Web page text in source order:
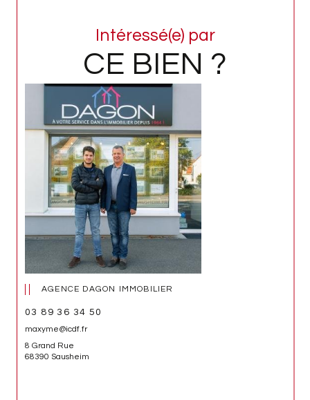
Intéressé(e) par
CE BIEN ?
AGENCE DAGON IMMOBILIER
03 89 36 34 50
maxyme@icdf.fr
8 Grand Rue
68390 Sausheim